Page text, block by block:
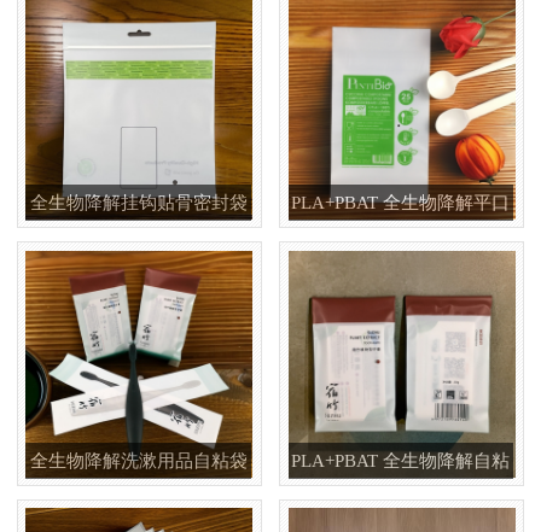
全生物降解挂钩贴骨密封袋
数据线电子产品包装袋
PLA+PBAT 全生物降解平口
袋 餐饮一次性刀叉勺包装袋
全生物降解洗漱用品自粘袋
酒店牙刷牙膏套装包装袋
PLA+PBAT 全生物降解自粘
袋 酒店一次性牙膏包装袋